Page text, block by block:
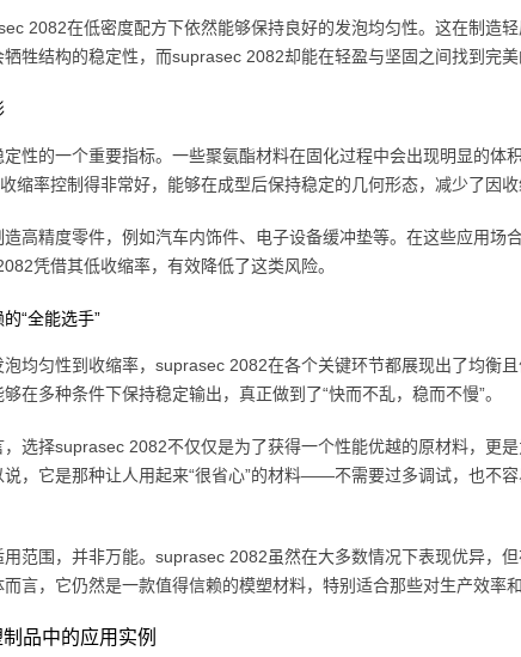
2082在低密度配方下依然能够保持良好的发泡均匀性。这在制造
牲结构的稳定性，而suprasec 2082却能在轻盈与坚固之间找到完美
性的一个重要指标。一些聚氨酯材料在固化过程中会出现明显的体
缩率控制得非常好，能够在成型后保持稳定的几何形态，减少了因收
高精度零件，例如汽车内饰件、电子设备缓冲垫等。在这些应用场
凭借其低收缩率，有效降低了这类风险。
“全能选手”
均匀性到收缩率，suprasec 2082在各个关键环节都展现出了均衡
在多种条件下保持稳定输出，真正做到了“快而不乱，稳而不慢”。
选择suprasec 2082不仅仅是为了获得一个性能优越的原材料，更
，它是那种让人用起来“很省心”的材料——不需要过多调试，也不
范围，并非万能。suprasec 2082虽然在大多数情况下表现优异，
言，它仍然是一款值得信赖的模塑材料，特别适合那些对生产效率
品中的应用实例